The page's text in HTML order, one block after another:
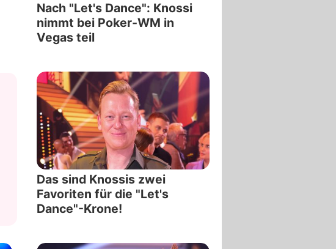
Nach "Let's Dance": Knossi
nimmt bei Poker-WM in
Vegas teil
Das sind Knossis zwei
Favoriten für die "Let's
Dance"-Krone!